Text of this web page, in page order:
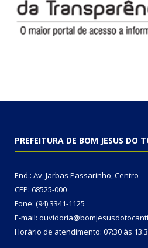
PREFEITURA DE BOM JESUS DO
End.: Av. Jarbas Passarinho, Centro
CEP: 68525-000
Fone: (94) 3341-1125
E-mail:
Horário de atendimento: 07:30 às